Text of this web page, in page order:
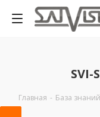
SVI-
Главная - База знаний